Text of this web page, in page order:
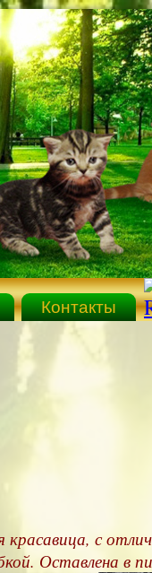
Контакты
красавица, с
Оставлена в